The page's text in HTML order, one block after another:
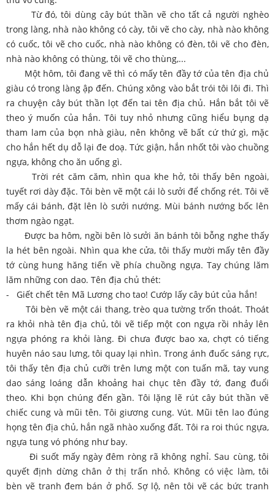
Từ đó, tôi dùng cây bút thần vẽ cho tất cả người nghèo
trong làng, nhà nào không có cày, tôi vẽ cho cày, nhà nào không
có cuốc, tôi vẽ cho cuốc, nhà nào không có đèn, tôi vẽ cho đèn,
nhà nào không có thùng, tôi vẽ cho thùng,...
Một hôm, tôi đang vẽ thì có mấy tên đầy tớ của tên địa chủ
giàu có trong làng ập đến. Chúng xông vào bắt trói tôi lôi đi. Thì
ra chuyện cây bút thần lọt đến tai tên địa chủ. Hắn bắt tôi vẽ
theo ý muốn của hắn. Tôi tuy nhỏ nhưng cũng hiểu bụng dạ
tham lam của bọn nhà giàu, nên không vẽ bất cứ thứ gì, mặc
cho hắn hết dụ dỗ lại đe doạ. Tức giận, hắn nhốt tôi vào chuồng
ngựa, không cho ăn uống gì.
Trời rét căm căm, nhìn qua khe hở, tôi thấy bên ngoài,
tuyết rơi dày đặc. Tôi bèn vẽ một cái lò sưởi để chống rét. Tôi vẽ
mấy cái bánh, đặt lên lò sưởi nướng. Mùi bánh nướng bốc lên
thơm ngào ngạt.
Được ba hôm, ngồi bên lò sưởi ăn bánh tôi bỗng nghe thấy
la hét bên ngoài. Nhìn qua khe cửa, tôi thấy mười mấy tên đầy
tớ cùng hung hăng tiến về phía chuồng ngựa. Tay chúng lăm
lăm những con dao. Tên địa chủ thét:
- Giết chết tên Mã Lương cho tao! Cướp lấy cây bút của hắn!
Tôi bèn vẽ một cái thang, trèo qua tường trốn thoát. Thoát
ra khỏi nhà tên địa chủ, tôi vẽ tiếp một con ngựa rồi nhảy lên
ngựa phóng ra khỏi làng. Đi chưa được bao xa, chợt có tiếng
huyên náo sau lưng, tôi quay lại nhìn. Trong ánh đuốc sáng rực,
tôi thấy tên địa chủ cưỡi trên lưng một con tuấn mã, tay vung
dao sáng loáng dẫn khoảng hai chục tên đầy tớ, đang đuổi
theo. Khi bọn chúng đến gần. Tôi lặng lẽ rút cây bút thần vẽ
chiếc cung và mũi tên. Tôi giương cung. Vút. Mũi tên lao đúng
họng tên địa chủ, hắn ngã nhào xuống đất. Tôi ra roi thúc ngựa,
ngựa tung vó phóng như bay.
Đi suốt mấy ngày đêm ròng rã không nghỉ. Sau cùng, tôi
quyết định dừng chân ở thị trấn nhỏ. Không có việc làm, tôi
bèn vẽ tranh đem bán ở phố. Sợ lộ, nên tôi vẽ các bức tranh